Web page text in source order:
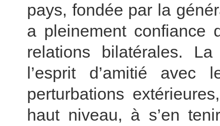
pays, fondée par la
a pleinement confiance
relations bilatérales.
l’esprit d’amitié avec
perturbations
haut niveau, à s’en